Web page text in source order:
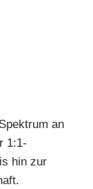
an
1:1-
hin zur